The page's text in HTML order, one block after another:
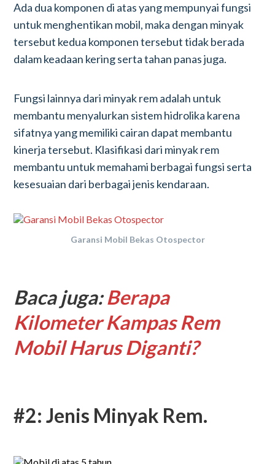
Ada dua komponen di atas yang mempunyai fungsi
untuk menghentikan mobil, maka dengan minyak
tersebut kedua komponen tersebut tidak berada
dalam keadaan kering serta tahan panas juga.
Fungsi lainnya dari minyak rem adalah untuk
membantu menyalurkan sistem hidrolika karena
sifatnya yang memiliki cairan dapat membantu
kinerja tersebut. Klasifikasi dari minyak rem
membantu untuk memahami berbagai fungsi serta
kesesuaian dari berbagai jenis kendaraan.
Garansi Mobil Bekas Otospector
Baca juga:Berapa
Kilometer Kampas Rem
Mobil Harus Diganti?
#2: Jenis Minyak Rem.